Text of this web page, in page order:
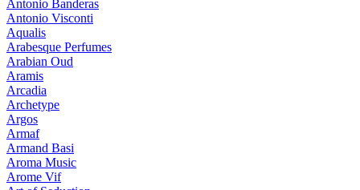
Antonio Banderas
Antonio Visconti
Aqualis
Arabesque Perfumes
Arabian Oud
Aramis
Arcadia
Archetype
Argos
Armaf
Armand Basi
Aroma Music
Arome Vif